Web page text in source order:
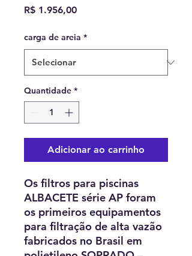
R$ 1.956,00Preço
carga de areia *
Quantidade *
Adicionar ao carrinho
Os filtros para piscinas
ALBACETE série AP foram
os primeiros equipamentos
para filtração de alta vazão
fabricados no Brasil em